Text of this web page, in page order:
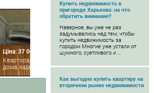
Купить недвижимость в
пригороде Харькова: на что
обратить внимание?
Наверное, вы уже не раз
задумывались над тем, чтобы
купить недвижимость за
городом Многие уже устали от
шумного, суетливого и …
Как выгодно купить квартиру на
вторичном рынке недвижимости
Ціна: 37 000
Квартира, харьков, новые
дома, каденюка (танкопия)